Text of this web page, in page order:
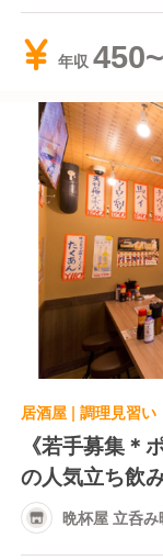
年収
居酒屋 | 調理見習
《若手募集＊
の人気立ち飲
晩杯屋 立呑